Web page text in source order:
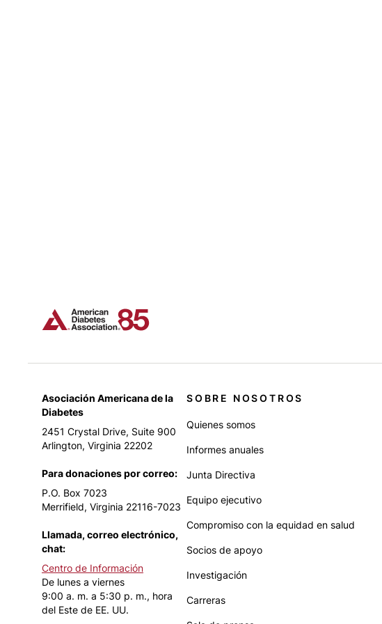
Asociación Americana de la
Diabetes
2451 Crystal Drive, Suite 900
Arlington, Virginia 22202
Para donaciones por correo:
P.O. Box 7023
Merrifield, Virginia 22116-7023
Llamada, correo electrónico,
chat:
Centro de Información
De lunes a viernes
9:00 a. m. a 5:30 p. m., hora
del Este de EE. UU.
SOBRE NOSOTROS
Quienes somos
Informes anuales
Junta Directiva
Equipo ejecutivo
Compromiso con la equidad en salud
Socios de apoyo
Investigación
Carreras